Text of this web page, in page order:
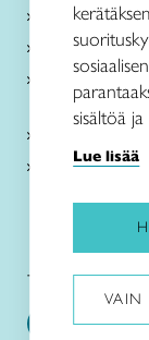
Me olemme
Paikallinen
Verkkokaupat
Kirjaudu Arviin
Kirjaudu
Taitoliitto:
sisältöä
Lue lisää
VAIN